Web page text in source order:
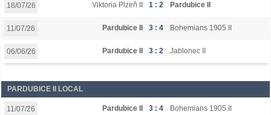
18/07/26 Viktoria Plzeň II 1 : 2 Pardubice II
11/07/26 Pardubice II 3 : 4 Bohemians 1905 II
06/06/26 Pardubice II 3 : 2 Jablonec II
PARDUBICE II LOCAL
11/07/26 Pardubice II 3 : 4 Bohemians 1905 II